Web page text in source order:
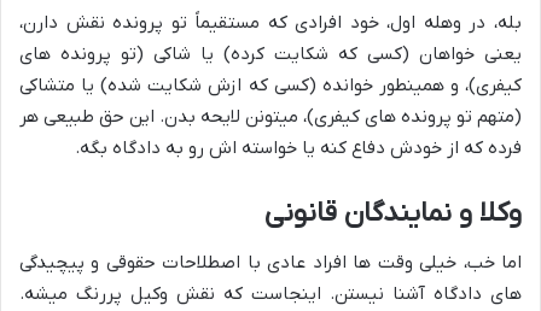
بله، در وهله اول، خود افرادی که مستقیماً تو پرونده نقش دارن،
یعنی خواهان (کسی که شکایت کرده) یا شاکی (تو پرونده های
کیفری)، و همینطور خوانده (کسی که ازش شکایت شده) یا متشاکی
(متهم تو پرونده های کیفری)، میتونن لایحه بدن. این حق طبیعی هر
فرده که از خودش دفاع کنه یا خواسته اش رو به دادگاه بگه.
وکلا و نمایندگان قانونی
اما خب، خیلی وقت ها افراد عادی با اصطلاحات حقوقی و پیچیدگی
های دادگاه آشنا نیستن. اینجاست که نقش وکیل پررنگ میشه.